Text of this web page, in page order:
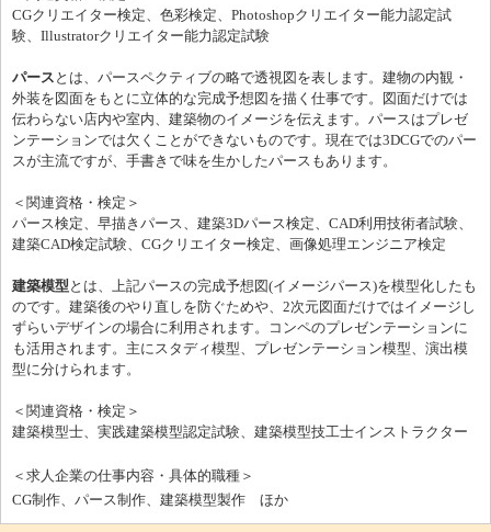
CGクリエイター検定、色彩検定、Photoshopクリエイター能力認定試
験、Illustratorクリエイター能力認定試験
パース とは、パースペクティブの略で透視図を表します。建物の内観・
外装を図面をもとに立体的な完成予想図を描く仕事です。図面だけでは
伝わらない店内や室内、建築物のイメージを伝えます。パースはプレゼ
ンテーションでは欠くことができないものです。現在では3DCGでのパー
スが主流ですが、手書きで味を生かしたパースもあります。
＜関連資格・検定＞
パース検定、早描きパース、建築3Dパース検定、CAD利用技術者試験、
建築CAD検定試験、CGクリエイター検定、画像処理エンジニア検定
建築模型 とは、上記パースの完成予想図(イメージパース)を模型化したも
のです。建築後のやり直しを防ぐためや、2次元図面だけではイメージし
ずらいデザインの場合に利用されます。コンペのプレゼンテーションに
も活用されます。主にスタディ模型、プレゼンテーション模型、演出模
型に分けられます。
＜関連資格・検定＞
建築模型士、実践建築模型認定試験、建築模型技工士インストラクター
＜求人企業の仕事内容・具体的職種＞
CG制作、パース制作、建築模型製作 ほか